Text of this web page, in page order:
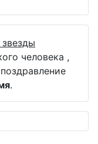
человека ,
.